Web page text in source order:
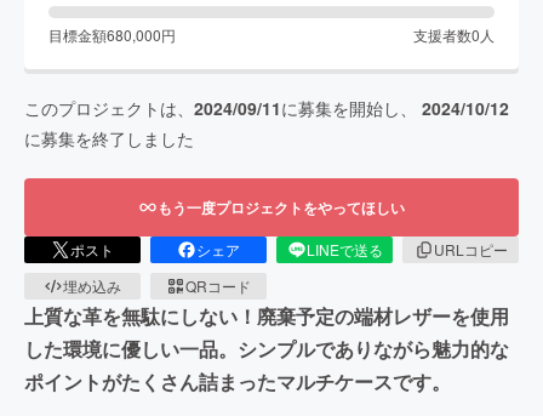
目標金額680,000円 支援者数0 人
このプロジェクトは、 2024/09/11に募集を開始し、 2024/10/12
に募集を終了しました
もう一度プロジェクトをやってほしい
ポスト シェア LINEで送る
URLコピー
埋め込み
QRコード
上質な革を無駄にしない！廃棄予定の端材レザーを使用
した環境に優しい一品。シンプルでありながら魅力的な
ポイントがたくさん詰まったマルチケースです。